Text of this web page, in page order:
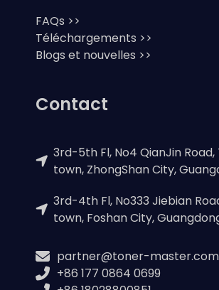
FAQs >>
Téléchargements >>
Blogs et nouvelles >>
Contact
3rd-5th Fl, No4 QianJin Road,
town, ZhongShan City,
3rd-4th Fl, No333 Jiebian
town, Foshan City,
partner@toner-master.com
+86 177 0864 0699